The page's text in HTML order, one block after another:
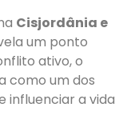
Cisjordânia e
um ponto
ativo, o
como um dos
influenciar a vida